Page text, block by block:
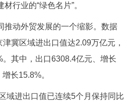
阳光政务
我要咨询 我要建议
行业的“绿色名片”。
推动外贸发展的一个缩影。数据
冀区域进出口值达2.09万亿元，
其中，出口6308.4亿元、增长
长15.8%。
域进出口值已连续5个月保持同比